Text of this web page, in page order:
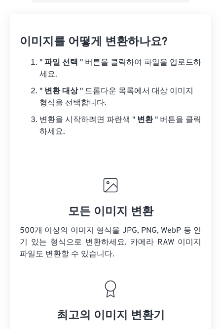
이미지를 어떻게 변환하나요?
" 파일 선택 " 버튼을 클릭하여 파일을 업로드하
세요.
" 변환 대상" 드롭다운 목록에서 대상 이미지
형식을 선택합니다.
변환을 시작하려면 파란색 " 변환" 버튼을 클릭
하세요.
모든 이미지 변환
500개 이상의 이미지 형식을 JPG, PNG, WebP 등 인
기 있는 형식으로 변환하세요. 카메라 RAW 이미지
파일도 변환할 수 있습니다.
최고의 이미지 변환기